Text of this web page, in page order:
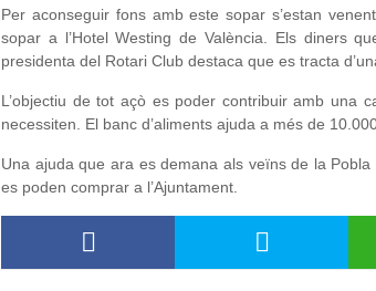
Per aconseguir fons amb este sopar s’estan
sopar a l’Hotel Westing de València. Els diners
presidenta del Rotari Club destaca que es tracta
L’objectiu de tot açò es poder contribuir amb una
necessiten. El banc d’aliments ajuda a més de
Una ajuda que ara es demana als veïns de la
es poden comprar a l’Ajuntament.